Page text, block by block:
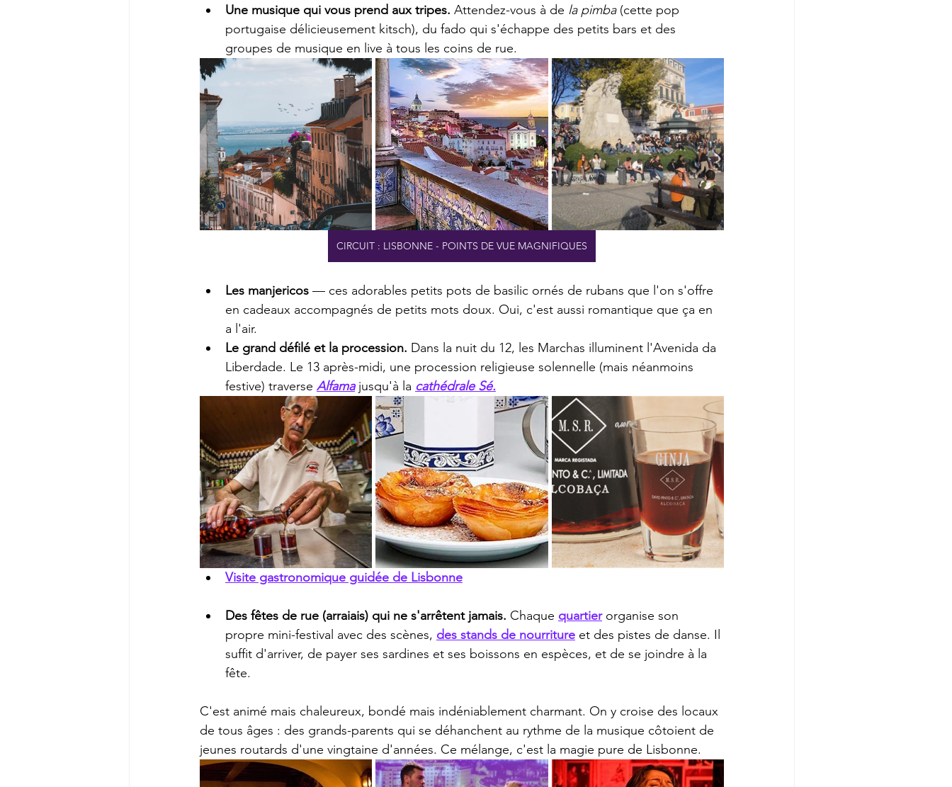
Une musique qui vous prend aux tripes. Attendez-vous à de la pimba (cette pop
portugaise délicieusement kitsch), du fado qui s'échappe des petits bars et des
groupes de musique en live à tous les coins de rue.
CIRCUIT : LISBONNE - POINTS DE VUE MAGNIFIQUES
Les manjericos — ces adorables petits pots de basilic ornés de rubans que l'on s'offre
en cadeaux accompagnés de petits mots doux. Oui, c'est aussi romantique que ça en
a l'air.
Le grand défilé et la procession. Dans la nuit du 12, les Marchas illuminent l'Avenida da
Liberdade. Le 13 après-midi, une procession religieuse solennelle (mais néanmoins
festive) traverse Alfama jusqu'à la cathédrale Sé.
Visite gastronomique guidée de Lisbonne
Des fêtes de rue (arraiais) qui ne s'arrêtent jamais. Chaque quartier organise son
propre mini-festival avec des scènes, des stands de nourriture et des pistes de danse. Il
suffit d'arriver, de payer ses sardines et ses boissons en espèces, et de se joindre à la
fête.
C'est animé mais chaleureux, bondé mais indéniablement charmant. On y croise des locaux
de tous âges : des grands-parents qui se déhanchent au rythme de la musique côtoient de
jeunes routards d'une vingtaine d'années. Ce mélange, c'est la magie pure de Lisbonne.